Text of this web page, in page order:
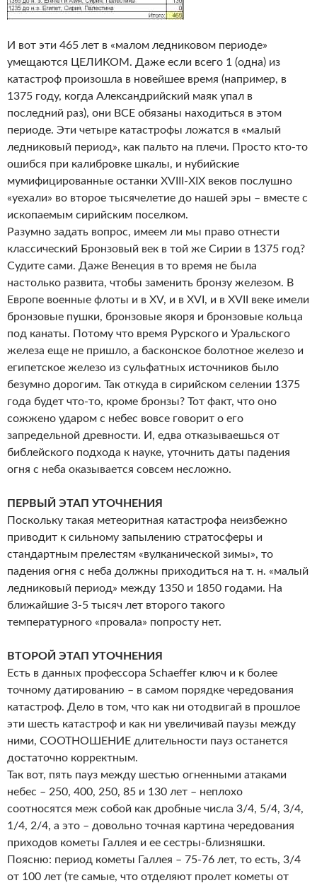
И вот эти 465 лет в «малом ледниковом периоде»
умещаются ЦЕЛИКОМ. Даже если всего 1 (одна) из
катастроф произошла в новейшее время (например, в
1375 году, когда Александрийский маяк упал в
последний раз), они ВСЕ обязаны находиться в этом
периоде. Эти четыре катастрофы ложатся в «малый
ледниковый период», как пальто на плечи. Просто кто-то
ошибся при калибровке шкалы, и нубийские
мумифицированные останки XVIII-XIX веков послушно
«уехали» во второе тысячелетие до нашей эры – вместе с
ископаемым сирийским поселком.
Разумно задать вопрос, имеем ли мы право отнести
классический Бронзовый век в той же Сирии в 1375 год?
Судите сами. Даже Венеция в то время не была
настолько развита, чтобы заменить бронзу железом. В
Европе военные флоты и в XV, и в XVI, и в XVII веке имели
бронзовые пушки, бронзовые якоря и бронзовые кольца
под канаты. Потому что время Рурского и Уральского
железа еще не пришло, а басконское болотное железо и
египетское железо из сульфатных источников было
безумно дорогим. Так откуда в сирийском селении 1375
года будет что-то, кроме бронзы? Тот факт, что оно
сожжено ударом с небес вовсе говорит о его
запредельной древности. И, едва отказываешься от
библейского подхода к науке, уточнить даты падения
огня с неба оказывается совсем несложно.
ПЕРВЫЙ ЭТАП УТОЧНЕНИЯ
Поскольку такая метеоритная катастрофа неизбежно
приводит к сильному запылению стратосферы и
стандартным прелестям «вулканической зимы», то
падения огня с неба должны приходиться на т. н. «малый
ледниковый период» между 1350 и 1850 годами. На
ближайшие 3-5 тысяч лет второго такого
температурного «провала» попросту нет.
ВТОРОЙ ЭТАП УТОЧНЕНИЯ
Есть в данных профессора Schaeffer ключ и к более
точному датированию – в самом порядке чередования
катастроф. Дело в том, что как ни отодвигай в прошлое
эти шесть катастроф и как ни увеличивай паузы между
ними, СООТНОШЕНИЕ длительности пауз останется
достаточно корректным.
Так вот, пять пауз между шестью огненными атаками
небес – 250, 400, 250, 85 и 130 лет – неплохо
соотносятся меж собой как дробные числа 3/4, 5/4, 3/4,
1/4, 2/4, а это – довольно точная картина чередования
приходов кометы Галлея и ее сестры-близняшки.
Поясню: период кометы Галлея – 75-76 лет, то есть, 3/4
от 100 лет (те самые, что отделяют пролет кометы от